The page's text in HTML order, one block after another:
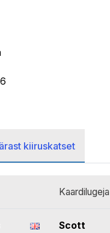
kiiruskatset
Kaardilugeja
Scott